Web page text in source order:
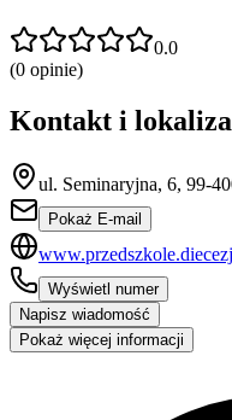
0.0
(0 opinie)
Kontakt i
ul. Seminaryjna, 6, 99-
Pokaż E-mail
Wyświetl numer
Napisz wiadomość
Pokaż więcej informacji